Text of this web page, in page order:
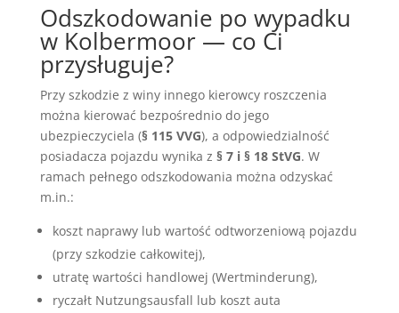
Odszkodowanie po wypadku
w Kolbermoor — co Ci
przysługuje?
Przy szkodzie z winy innego kierowcy roszczenia
można kierować bezpośrednio do jego
ubezpieczyciela (§ 115 VVG), a odpowiedzialność
posiadacza pojazdu wynika z § 7 i § 18 StVG. W
ramach pełnego odszkodowania można odzyskać
m.in.:
koszt naprawy lub wartość odtworzeniową pojazdu
(przy szkodzie całkowitej),
utratę wartości handlowej (Wertminderung),
ryczałt Nutzungsausfall lub koszt auta